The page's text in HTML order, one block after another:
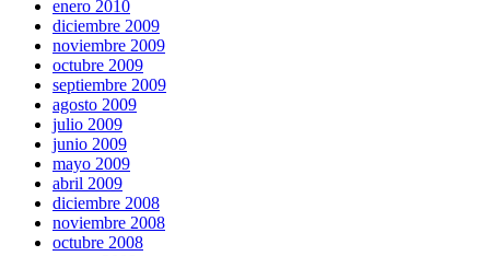
enero 2010
diciembre 2009
noviembre 2009
octubre 2009
septiembre 2009
agosto 2009
julio 2009
junio 2009
mayo 2009
abril 2009
diciembre 2008
noviembre 2008
octubre 2008